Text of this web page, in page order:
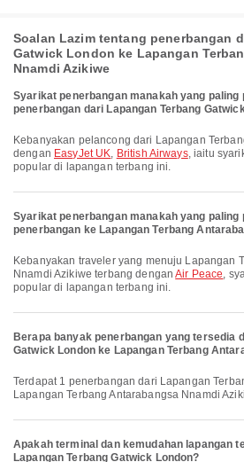
Soalan Lazim tentang penerbangan
Gatwick London ke Lapangan
Nnamdi Azikiwe
Syarikat penerbangan manakah yang paling
penerbangan dari Lapangan Terbang
Kebanyakan pelancong dari Lapangan Terbang Gatwick London terbang
dengan EasyJet UK, British Airways, iaitu
popular di lapangan terbang ini.
Syarikat penerbangan manakah yang paling
penerbangan ke Lapangan Terbang
Kebanyakan traveler yang menuju Lapangan Terbang Antarabangsa
Nnamdi Azikiwe terbang denganAir Peace,
popular di lapangan terbang ini.
Berapa banyak penerbangan yang tersedia
Gatwick London ke Lapangan Terbang
Terdapat 1 penerbangan dari Lapangan Terbang Gatwick London ke
Lapangan Terbang Antarabangsa Nnamdi
Apakah terminal dan kemudahan lapangan
Lapangan Terbang Gatwick London?